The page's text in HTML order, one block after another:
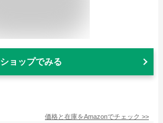
ショップでみる
価格と在庫をAmazonでチェック >>